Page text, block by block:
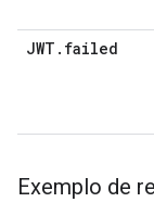
JWT . failed
Exemplo de